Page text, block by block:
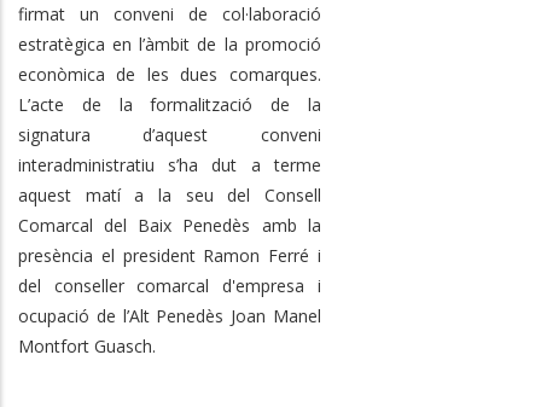
firmat un conveni de col·laboració
estratègica en l’àmbit de la promoció
econòmica de les dues comarques.
L’acte de la formalització de la
signatura d’aquest conveni
interadministratiu s’ha dut a terme
aquest matí a la seu del Consell
Comarcal del Baix Penedès amb la
presència el president Ramon Ferré i
del conseller comarcal d'empresa i
ocupació de l’Alt Penedès Joan Manel
Montfort Guasch.